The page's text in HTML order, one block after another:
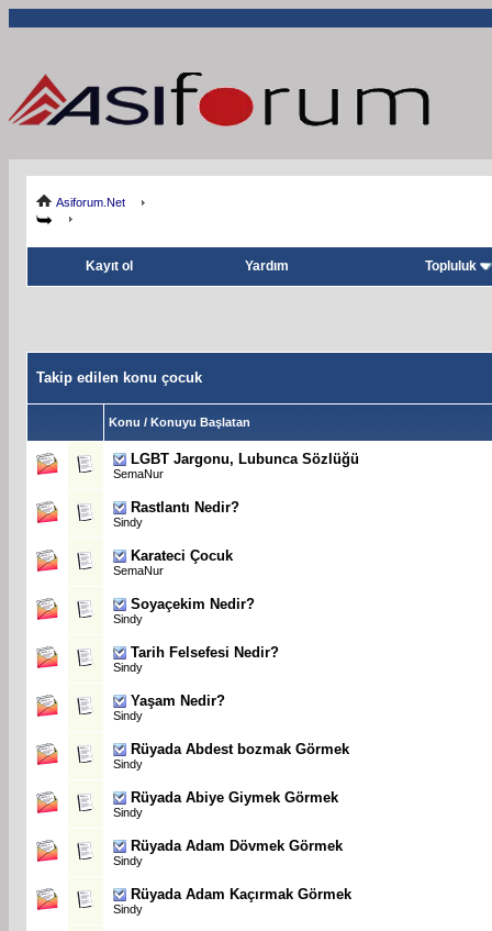
Asiforum.Net
Kayıt ol Yardım Topluluk
Takip edilen konu çocuk
Konu / Konuyu Başlatan
LGBT Jargonu, Lubunca Sözlüğü
SemaNur
Rastlantı Nedir?
Sindy
Karateci Çocuk
SemaNur
Soyaçekim Nedir?
Sindy
Tarih Felsefesi Nedir?
Sindy
Yaşam Nedir?
Sindy
Rüyada Abdest bozmak Görmek
Sindy
Rüyada Abiye Giymek Görmek
Sindy
Rüyada Adam Dövmek Görmek
Sindy
Rüyada Adam Kaçırmak Görmek
Sindy